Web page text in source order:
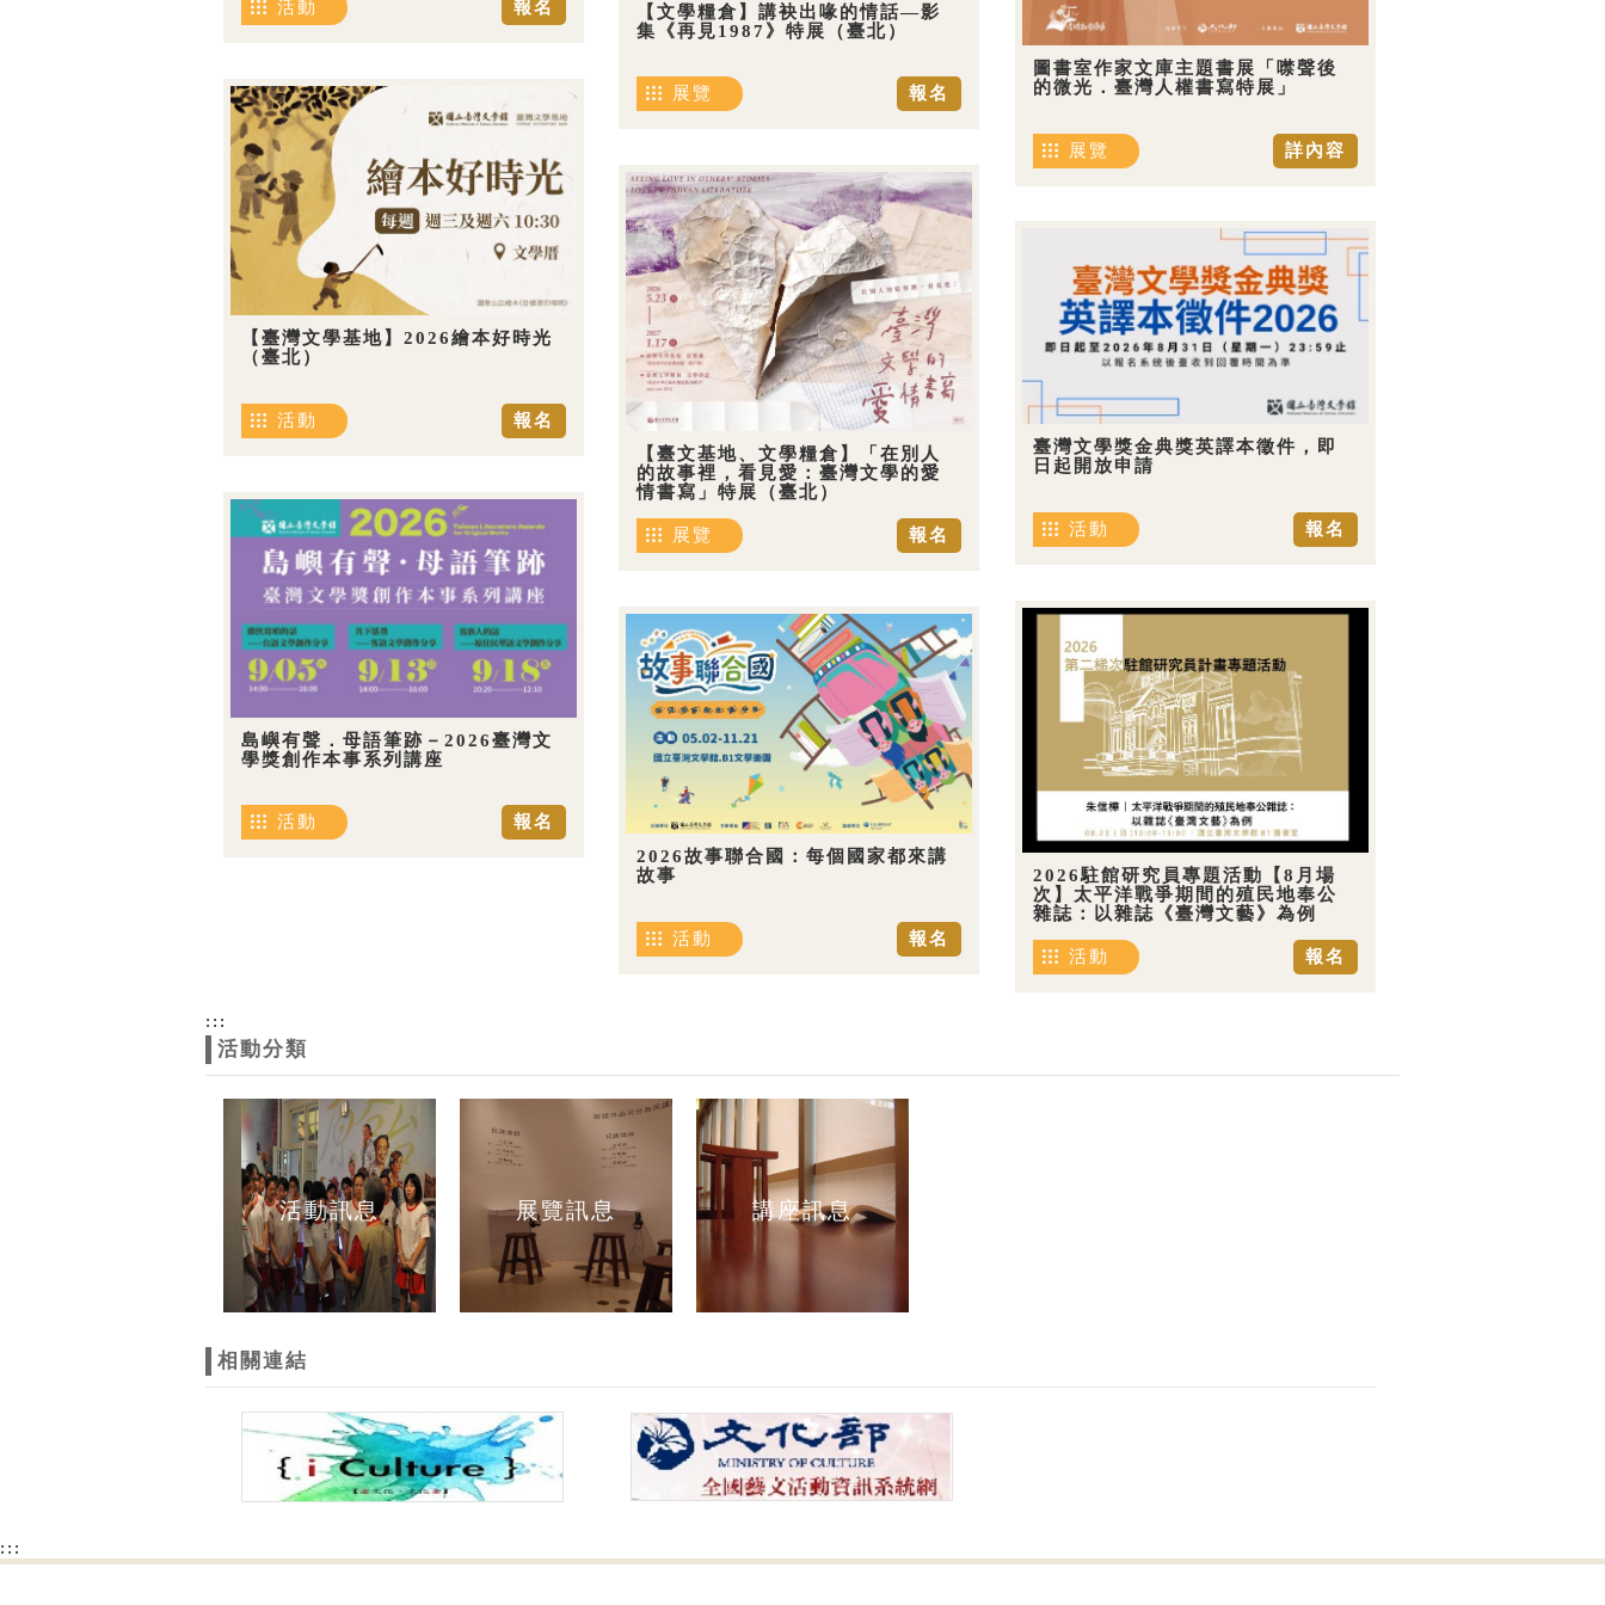
報名
活動
【文學糧倉】講袂出喙的情話—影
集《再見1987》特展（臺北）
報名
展覽
圖書室作家文庫主題書展「噤聲後
的微光．臺灣人權書寫特展」
詳內容
展覽
【臺灣文學基地】2026繪本好時光
（臺北）
報名
活動
【臺文基地、文學糧倉】「在別人
的故事裡，看見愛：臺灣文學的愛
情書寫」特展（臺北）
報名
展覽
臺灣文學獎金典獎英譯本徵件，即
日起開放申請
報名
活動
島嶼有聲．母語筆跡－2026臺灣文
學獎創作本事系列講座
報名
活動
2026駐館研究員專題活動【8月場
次】太平洋戰爭期間的殖民地奉公
雜誌：以雜誌《臺灣文藝》為例
報名
活動
2026故事聯合國：每個國家都來講
故事
報名
活動
:::
活動分類
活動訊息 展覽訊息 講座訊息
相關連結
:::